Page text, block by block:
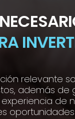
relevante
además de
de